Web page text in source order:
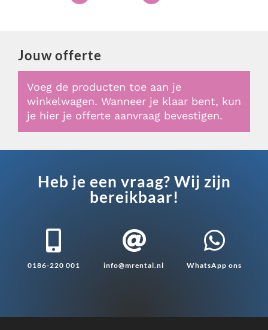
Jouw offerte
Voeg de producten toe aan je
winkelwagen. Wanneer je klaar bent, kun
je hier je offerte aanvraag bevestigen.
Heb je een vraag? Wij zijn
bereikbaar!

0186-220 001

info@mrental.nl

WhatsApp ons